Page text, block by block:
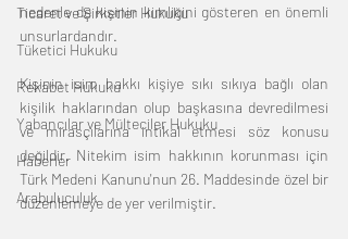
Ticaret ve Şirketler Hukuku
Tüketici Hukuku
Rekabet Hukuku
Yabancılar ve Mülteciler Hukuku
Haberler
Arabuluculuk
nedenle de kişinin kimliğini gösteren en önemli
unsurlardandır.
Kişinin isim hakkı kişiye sıkı sıkıya bağlı olan
kişilik haklarından olup başkasına devredilmesi
ve mirasçılarına intikal etmesi söz konusu
değildir. Nitekim isim hakkının korunması için
Türk Medeni Kanunu'nun 26. Maddesinde özel bir
düzenlemeye de yer verilmiştir.